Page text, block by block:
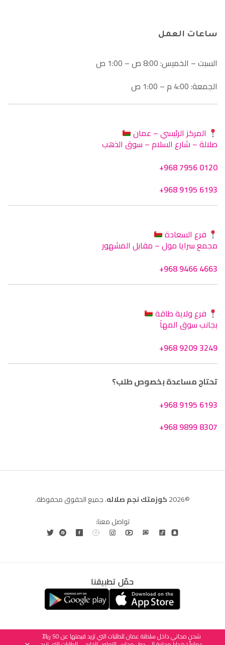
ساعات العمل
السبت – الخميس: 8:00 ص – 1:00 ص
الجمعة: 4:00 م – 1:00 ص
المركز الرئيسي – عمان
صلالة – شارع السلام – سوق الذهب
+968 7956 0120
+968 9195 6193
فرع السعادة
مجمع سرايا مول – مقابل المشهور
+968 9466 4663
فرع ولاية طاقة
بجانب سوق المهآ
+968 9209 3249
تحتاج مساعدة بخصوص طلب؟
+968 9195 6193
+968 9899 8307
©2026 كوزمتك نجم صلاله. جميع الحقوق محفوظة.
تواصل معنا:
حمّل تطبيقنا
شحن مجاني داخل سلطنة عمان للطلبات التي تزيد قيمتها عن 50 ريالاً العربية English
(الإنجليزية)